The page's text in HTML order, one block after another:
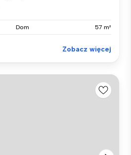
Dom 57 m²
Zobacz więcej